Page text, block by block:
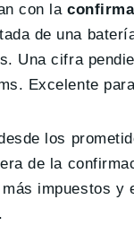
con la
de una
Una cifra
Excelente
los
de la
impuestos